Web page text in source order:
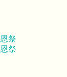
祭
祭